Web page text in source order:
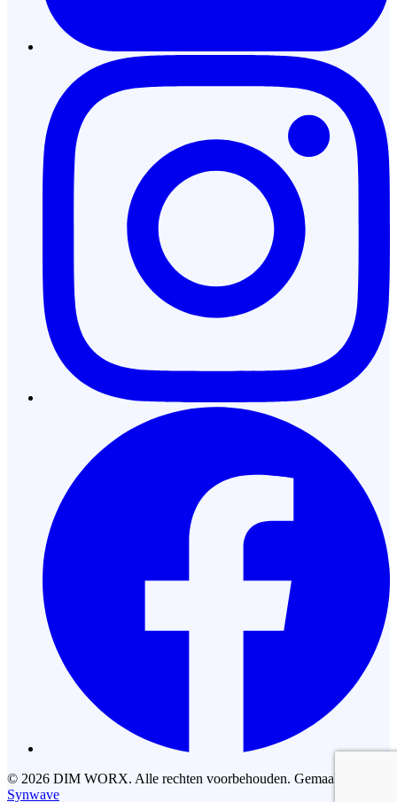
© 2026 DIM WORX. Alle rechten voorbehouden. Gemaakt door
Synwave